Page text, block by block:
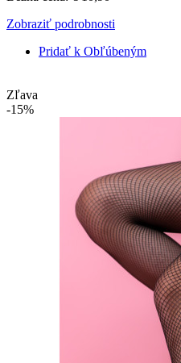
Zobraziť podrobnosti
Pridať k Obľúbeným
Zľava
-15%